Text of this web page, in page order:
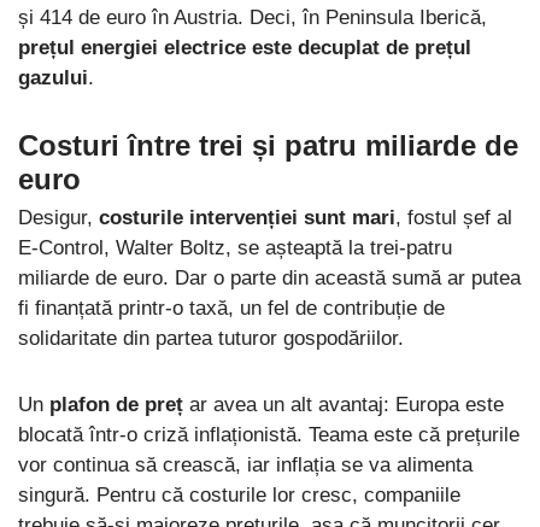
și 414 de euro în Austria. Deci, în Peninsula Iberică,
prețul energiei electrice este decuplat de prețul
gazului.
Costuri între trei și patru miliarde de
euro
Desigur, costurile intervenției sunt mari, fostul șef al
E-Control, Walter Boltz, se așteaptă la trei-patru
miliarde de euro. Dar o parte din această sumă ar putea
fi finanțată printr-o taxă, un fel de contribuție de
solidaritate din partea tuturor gospodăriilor.
Un plafon de preț ar avea un alt avantaj: Europa este
blocată într-o criză inflaționistă. Teama este că prețurile
vor continua să crească, iar inflația se va alimenta
singură. Pentru că costurile lor cresc, companiile